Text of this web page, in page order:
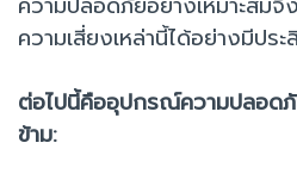
ความเสี่ยงเหล่านี้ได้อย่างมีปร
ต่อไปนี้คืออุปกรณ์ความปลอด
ข้าม: